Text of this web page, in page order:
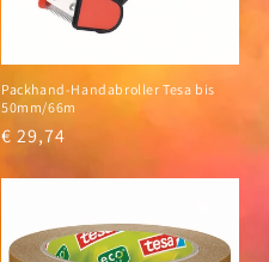
Packhand-Handabroller Tesa bis
50mm/66m
Normaler
€ 29,74